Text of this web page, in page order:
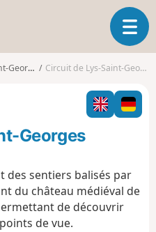
O
u
v
i
r
l
v
i
Circuit de Lys-Saint-Georges
Georges
sentiers balisés par
du château médiéval de
de découvrir
de vue.